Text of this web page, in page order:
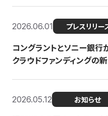
2026.06.01 プレスリリー
コングラントとソニー銀
クラウドファンディングの
2026.05.12 お知らせ